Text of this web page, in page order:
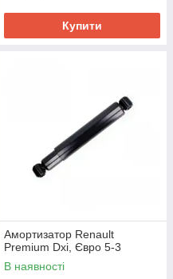
Купити
Амортизатор Renault
Premium Dxi, Євро 5-3
В наявності